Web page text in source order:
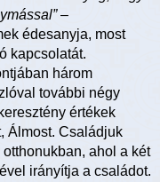
–
édesanyja, most
kapcsolatát.
három
további négy
értékek
Álmost. Családjuk
ahol a két
irányítja a családot.